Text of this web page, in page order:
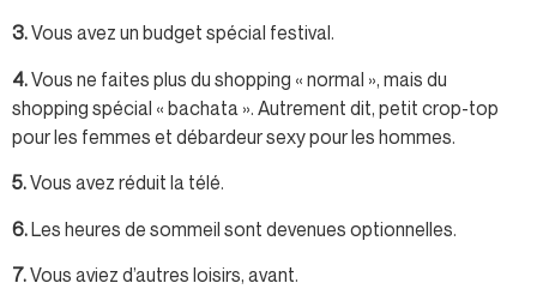
3.Vous avez un budget spécial festival.
4.Vous ne faites plus du shopping « normal », mais du
shopping spécial « bachata ». Autrement dit, petit crop-top
pour les femmes et débardeur sexy pour les hommes.
5.Vous avez réduit la télé.
6.Les heures de sommeil sont devenues optionnelles.
7.Vous aviez d’autres loisirs, avant.